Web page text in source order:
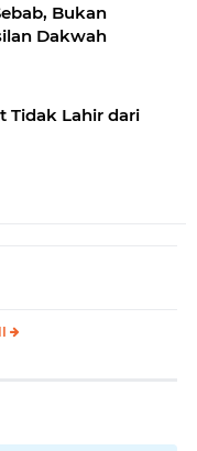
Bukan
Dakwah
Tidak Lahir dari